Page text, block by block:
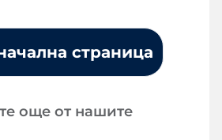
страница
още от нашите